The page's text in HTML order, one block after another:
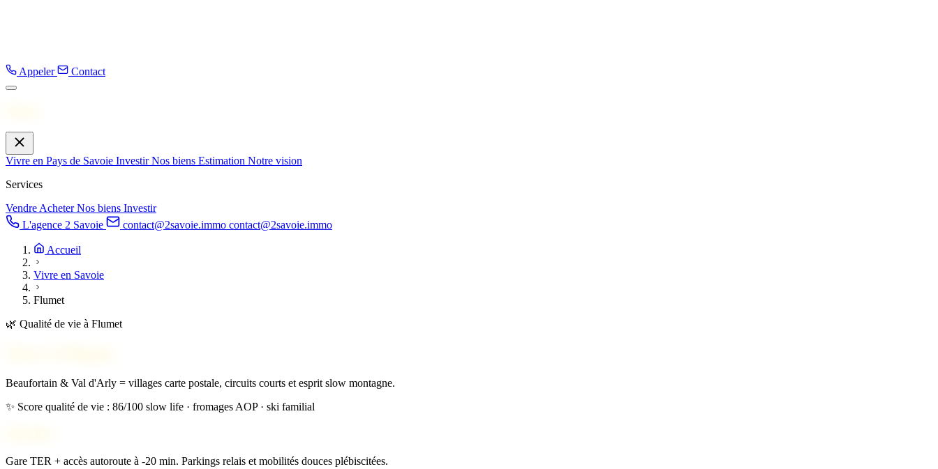
Appeler Contact
Vivre en Pays de Savoie InvestirNos biens Estimation Notre vision
Services
VendreAcheterNos biens Investir
L'agence 2 Savoie
contact@2savoie.immo contact@2savoie.immo
Accueil
Vivre en Savoie
Flumet
🌿 Qualité de vie à Flumet
Beaufortain & Val d'Arly = villages carte postale, circuits courts et esprit slow montagne.
✨ Score qualité de vie : 86/100 slow life · fromages AOP · ski familial
Gare TER + accès autoroute à -20 min. Parkings relais et mobilités douces plébiscitées.